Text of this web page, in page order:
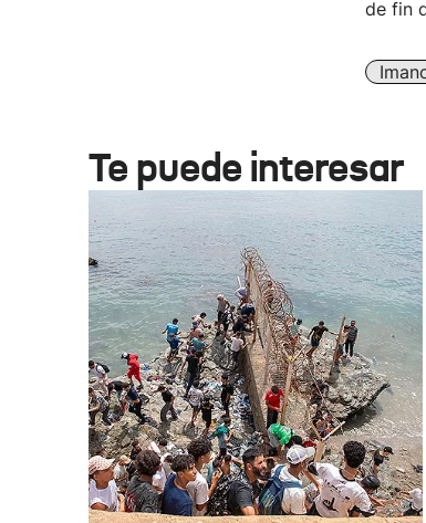
de fin
Te puede interesar